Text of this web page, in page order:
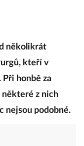
několikrát
kteří v
Při honbě za
některé z nich
nejsou podobné.